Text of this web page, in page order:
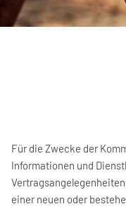
Für die Zwecke der
Informationen und
einer neuen oder